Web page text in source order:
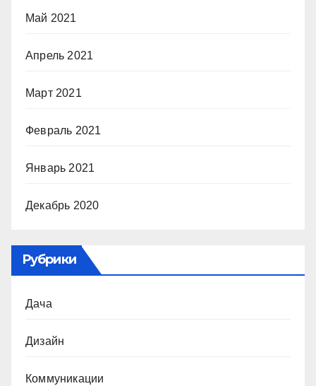
Май 2021
Апрель 2021
Март 2021
Февраль 2021
Январь 2021
Декабрь 2020
Рубрики
Дача
Дизайн
Коммуникации